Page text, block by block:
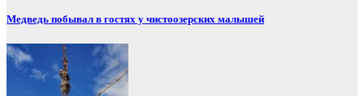
Медведь побывал в гостях у чистоозерских малышей